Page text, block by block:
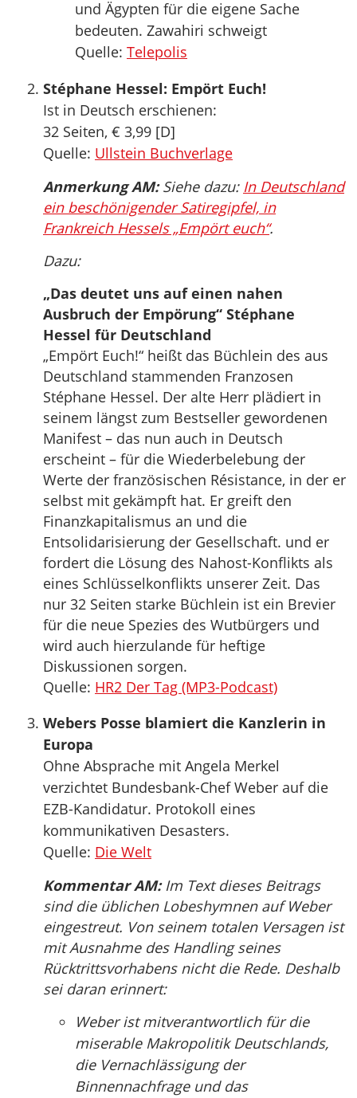
und Ägypten für die eigene Sache
bedeuten. Zawahiri schweigt
Quelle: Telepolis
Stéphane Hessel: Empört Euch!
Ist in Deutsch erschienen:
32 Seiten, € 3,99 [D]
Quelle: Ullstein Buchverlage
Anmerkung AM:Siehe dazu: In Deutschland
ein beschönigender Satiregipfel, in
Frankreich Hessels „Empört euch“.
Dazu:
„Das deutet uns auf einen nahen
Ausbruch der Empörung“ Stéphane
Hessel für Deutschland
„Empört Euch!“ heißt das Büchlein des aus
Deutschland stammenden Franzosen
Stéphane Hessel. Der alte Herr plädiert in
seinem längst zum Bestseller gewordenen
Manifest – das nun auch in Deutsch
erscheint – für die Wiederbelebung der
Werte der französischen Résistance, in der er
selbst mit gekämpft hat. Er greift den
Finanzkapitalismus an und die
Entsolidarisierung der Gesellschaft. und er
fordert die Lösung des Nahost-Konflikts als
eines Schlüsselkonflikts unserer Zeit. Das
nur 32 Seiten starke Büchlein ist ein Brevier
für die neue Spezies des Wutbürgers und
wird auch hierzulande für heftige
Diskussionen sorgen.
Quelle: HR2 Der Tag (MP3-Podcast)
Webers Posse blamiert die Kanzlerin in
Europa
Ohne Absprache mit Angela Merkel
verzichtet Bundesbank-Chef Weber auf die
EZB-Kandidatur. Protokoll eines
kommunikativen Desasters.
Quelle: Die Welt
Kommentar AM:Im Text dieses Beitrags
sind die üblichen Lobeshymnen auf Weber
eingestreut. Von seinem totalen Versagen ist
mit Ausnahme des Handling seines
Rücktrittsvorhabens nicht die Rede. Deshalb
sei daran erinnert:
Weber ist mitverantwortlich für die
miserable Makropolitik Deutschlands,
die Vernachlässigung der
Binnennachfrage und das